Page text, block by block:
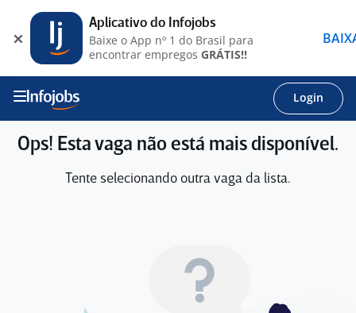
Login
Ops! Esta vaga não está mais disponível.
Tente selecionando outra vaga da lista.
Aplicativo do Infojobs
Baixe o App nº 1 do Brasil para
encontrar empregos GRÁTIS!!